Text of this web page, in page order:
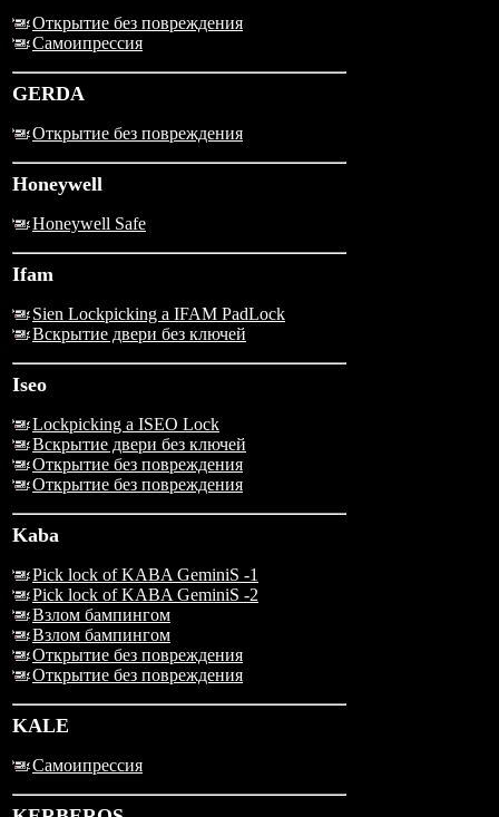
Открытие без повреждения
Самоипрессия
GERDA
Открытие без повреждения
Honeywell
Honeywell Safe
Ifam
Sien Lockpicking a IFAM PadLock
Вскрытие двери без ключей
Iseo
Lockpicking a ISEO Lock
Вскрытие двери без ключей
Открытие без повреждения
Открытие без повреждения
Kaba
Pick lock of KABA GeminiS -1
Pick lock of KABA GeminiS -2
Взлом бампингом
Взлом бампингом
Открытие без повреждения
Открытие без повреждения
KALE
Самоипрессия